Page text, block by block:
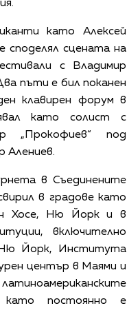
като Алексей
споделял сцената на
с Владимир
пъти е бил поканен
клавирен форум в
като солист с
„Прокофиев“ под
Алениев.
в Съединените
в градове като
Хосе, Ню Йорк и в
включително
Йорк, Института
център в Маями и
като постоянно е